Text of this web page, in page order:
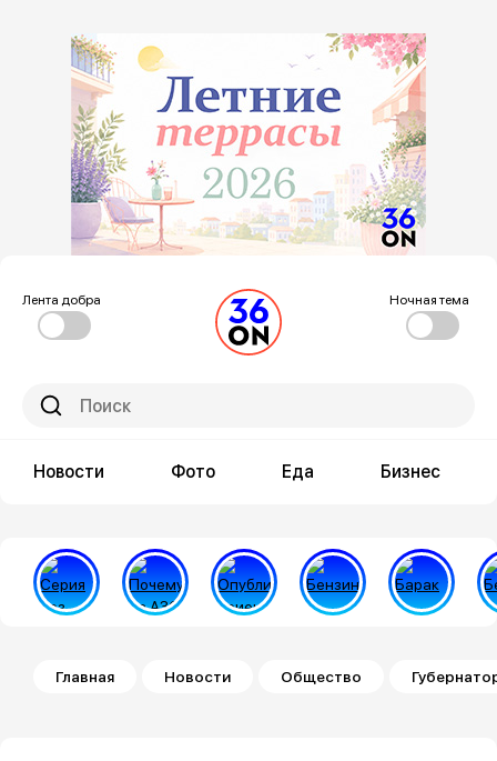
Лента добра Ночная тема
Новости Фото Еда Бизнес
Строка навигации
Главная Новости Общество